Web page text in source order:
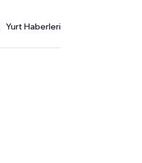
Yurt Haberleri